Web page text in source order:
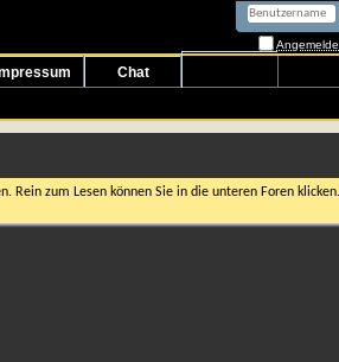
Chat
Rein zum Lesen können Sie in die unteren Foren